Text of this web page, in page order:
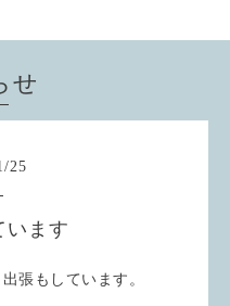
せ
/25
います
張もしています。